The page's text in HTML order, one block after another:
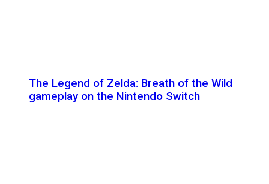
The Legend of Zelda: Breath of the Wild
gameplay on the Nintendo Switch